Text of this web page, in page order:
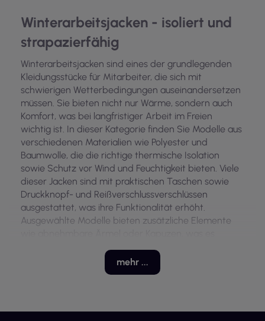
Winterarbeitsjacken - isoliert und
strapazierfähig
Winterarbeitsjacken sind eines der grundlegenden
Kleidungsstücke für Mitarbeiter, die sich mit
schwierigen Wetterbedingungen auseinandersetzen
müssen. Sie bieten nicht nur Wärme, sondern auch
Komfort, was bei langfristiger Arbeit im Freien
wichtig ist. In dieser Kategorie finden Sie Modelle aus
verschiedenen Materialien wie Polyester und
Baumwolle, die die richtige thermische Isolation
sowie Schutz vor Wind und Feuchtigkeit bieten. Viele
dieser Jacken sind mit praktischen Taschen sowie
Druckknopf- und Reißverschlussverschlüssen
ausgestattet, was ihre Funktionalität erhöht.
Ausgewählte Modelle bieten zusätzliche Elemente
Wetterbedingungen anzupassen. Diese Jacken
entsprechen den Normen CE und EN471, was ihre
mehr ...